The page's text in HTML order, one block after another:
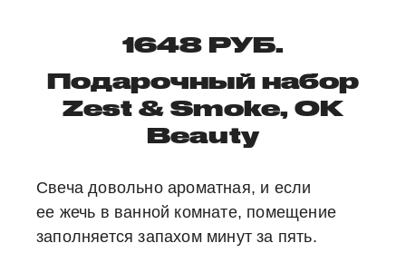
1648 РУБ.
Подарочный набор
Zest & Smoke,OK
Beauty
Свеча довольно ароматная, и если
ее жечь в ванной комнате, помещение
заполняется запахом минут за пять.